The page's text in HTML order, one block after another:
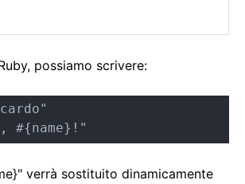
possiamo scrivere:
#{name}!"
verrà sostituito dinamicamente